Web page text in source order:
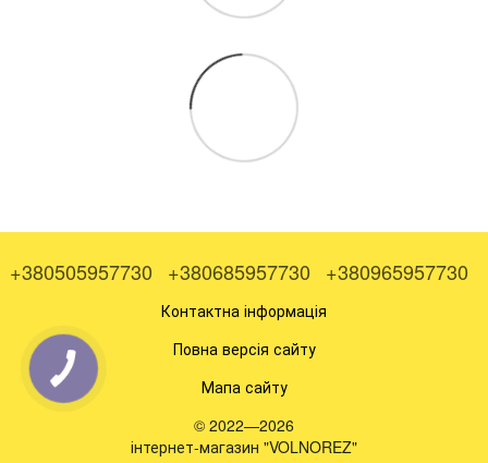
+380505957730 +380685957730 +380965957730
Контактна інформація
Повна версія сайту
Мапа сайту
© 2022—2026
інтернет-магазин "VOLNOREZ"